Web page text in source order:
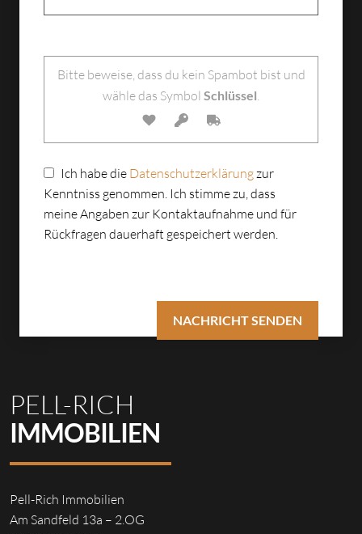
Bitte lasse dieses Feld leer.
Bitte beweise, dass du kein Spambot bist und
wähle das Symbol Schlüssel.
Ich habe die Datenschutzerklärungzur
Kenntniss genommen. Ich stimme zu, dass
meine Angaben zur Kontaktaufnahme und für
Rückfragen dauerhaft gespeichert werden.
PELL-RICH
IMMOBILIEN
Pell-Rich Immobilien
Am Sandfeld 13a – 2.OG